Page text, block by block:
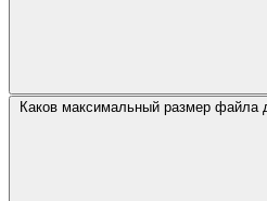
Каков максимальный размер файла